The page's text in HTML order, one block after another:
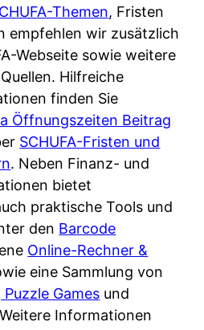
Themen, Fristen
empfehlen wir zusätzlich
Webseite sowie weitere
Hilfreiche
finden Sie
Öffnungszeiten Beitrag
SCHUFA-Fristen und
. Neben Finanz- und
bietet
praktische Tools und
den Barcode
Online-Rechner &
eine Sammlung von
Games und
Informationen